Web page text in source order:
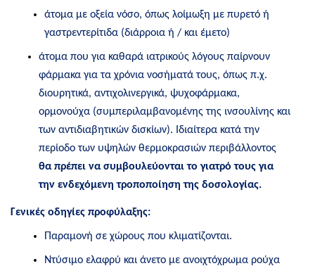
άτομα με οξεία νόσο, όπως λοίμωξη με πυρετό ή
γαστρεντερίτιδα (διάρροια ή / και έμετο)
άτομα που για καθαρά ιατρικούς λόγους παίρνουν
φάρμακα για τα χρόνια νοσήματά τους, όπως π.χ.
διουρητικά, αντιχολινεργικά, ψυχοφάρμακα,
ορμονούχα (συμπεριλαμβανομένης της ινσουλίνης και
των αντιδιαβητικών δισκίων). Ιδιαίτερα κατά την
περίοδο των υψηλών θερμοκρασιών περιβάλλοντος
θα πρέπει να συμβουλεύονται το γιατρό τους για
την ενδεχόμενη τροποποίηση της δοσολογίας.
Γενικές οδηγίες προφύλαξης:
Παραμονή σε χώρους που κλιματίζονται.
Ντύσιμο ελαφρύ και άνετο με ανοιχτόχρωμα ρούχα